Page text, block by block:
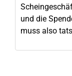
und die
muss also